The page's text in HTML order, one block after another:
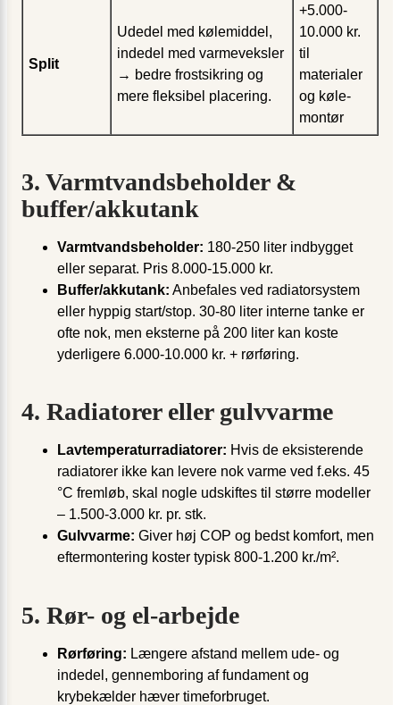
Split
Udedel med kølemiddel,
indedel med varme­veksler
→ bedre frostsikring og
mere fleksibel placering.
+5.000-
10.000 kr.
til
materialer
og køle­
montør
3. Varmtvandsbeholder &
buffer/akkutank
Varmtvandsbeholder: 180-250 liter indbygget
eller separat. Pris 8.000-15.000 kr.
Buffer/akkutank: Anbefales ved radiatorsystem
eller hyppig start/stop. 30-80 liter interne tanke er
ofte nok, men eksterne på 200 liter kan koste
yderligere 6.000-10.000 kr. + rørføring.
4. Radiatorer eller gulvvarme
Lavtemperatur­radiatorer: Hvis de eksisterende
radiatorer ikke kan levere nok varme ved f.eks. 45
°C fremløb, skal nogle udskiftes til større modeller
– 1.500-3.000 kr. pr. stk.
Gulvvarme: Giver høj COP og bedst komfort, men
efter­montering koster typisk 800-1.200 kr./m².
5. Rør- og el-arbejde
Rørføring: Længere afstand mellem ude- og
indedel, gennemboring af fundament og
krybekælder hæver timeforbruget.